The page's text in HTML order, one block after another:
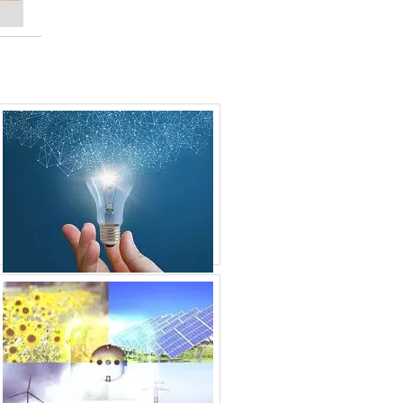
A
PLACA DE ENERGIA SOLAR PREÇO
PLACA DE ENERGIA SOLAR VALOR
PLACA DE ENERGIA SOLAR
PLACA ENERGIA SOLAR PREÇO
PLACA ENERGIA SOLAR
PROJETO DE ENERGIA SOLAR
QUADRO DEDISTRIBUIÇÃO DE ENERGIA
PREÇO
QUADRO DE ENERGIA TRIFÁSICO
QUADRO DE ENERGIA
QUANTO CUSTA UMA PLACA DE ENERGIA
SOLAR